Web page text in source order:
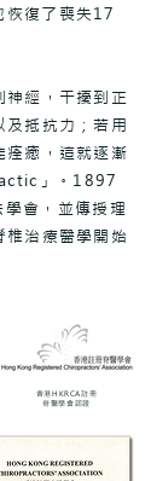
復了喪失17
神經，干擾到正
及抵抗力；若用
痊癒，這就逐漸
」。1897
會，並傳授理
椎治療醫學開始
香港HKRCA註冊
脊醫學會認證